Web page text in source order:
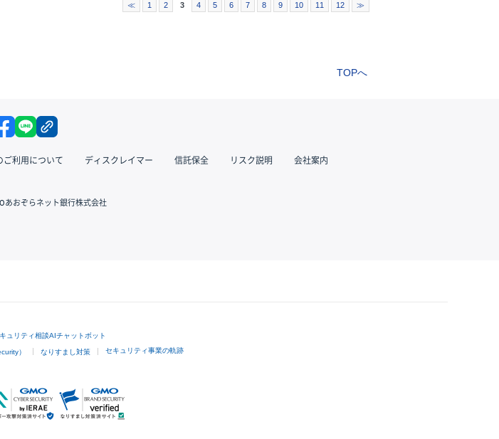
≪ 1 2 3 4 5 6 7 8 9 10 11 12 ≫
TOPへ
X facebook
ご利用について ディスクレイマー 信託保全 リスク説明 会社案内
あおぞらネット銀行株式会社
ュリティ相談AIチャットボット
） なりすまし対策 セキュリティ事業の軌跡